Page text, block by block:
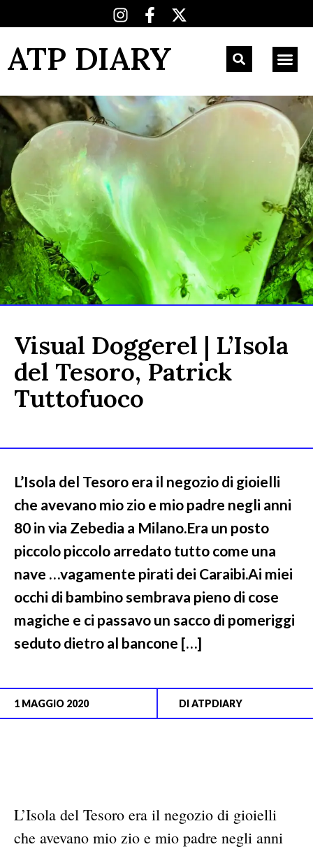
ATP DIARY
Visual Doggerel | L’Isola
del Tesoro, Patrick
Tuttofuoco
L’Isola del Tesoro era il negozio di gioielli
che avevano mio zio e mio padre negli anni
80 in via Zebedia a Milano.Era un posto
piccolo piccolo arredato tutto come una
nave …vagamente pirati dei Caraibi.Ai miei
occhi di bambino sembrava pieno di cose
magiche e ci passavo un sacco di pomeriggi
seduto dietro al bancone […]
1 MAGGIO 2020 DIATPDIARY
L’Isola del Tesoro era il negozio di gioielli
che avevano mio zio e mio padre negli anni